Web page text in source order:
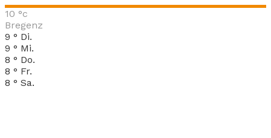
10 °c
Bregenz
9 ° Di.
9 ° Mi.
8 ° Do.
8 ° Fr.
8 ° Sa.